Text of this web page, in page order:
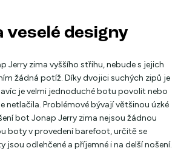
veselé designy
Jerry zima vyššího střihu, nebude s jejich
žádná potíž. Díky dvojici suchých zipů je
je velmi jednoduché botu povolit nebo
netlačila. Problémové bývají většinou úzké
bot Jonap Jerry zima nejsou žádnou
boty v provedení barefoot, určitě se
jsou odlehčené a příjemné i na delší nošení.